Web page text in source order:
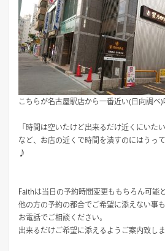
こちらが名古屋駅店から一番近い(日向調べ)
「時間は空いたけど出来るだけ近くにいたい
など、お店の近くで時間を潰すのにはうっ
♪
Faithは当日の予約時間変更ももちろん可能
他の方の予約の都合でご希望に添えない事
お電話でご相談ください。
出来るだけご希望に添えるようご案内致し